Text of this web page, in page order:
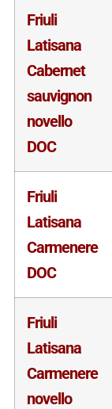
Friuli
Latisana
Cabernet
sauvignon
novello
DOC
Friuli
Latisana
Carmenere
DOC
Friuli
Latisana
Carmenere
novello